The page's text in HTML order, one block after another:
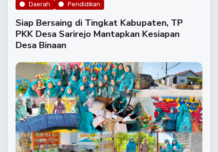
Daerah Pendidikan
Siap Bersaing di Tingkat Kabupaten, TP
PKK Desa Sarirejo Mantapkan Kesiapan
Desa Binaan